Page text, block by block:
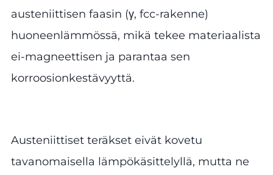
austeniittisen faasin (γ, fcc-rakenne)
huoneenlämmössä, mikä tekee materiaalista
ei-magneettisen ja parantaa sen
korroosionkestävyyttä.
Austeniittiset teräkset eivät kovetu
tavanomaisella lämpökäsittelyllä, mutta ne